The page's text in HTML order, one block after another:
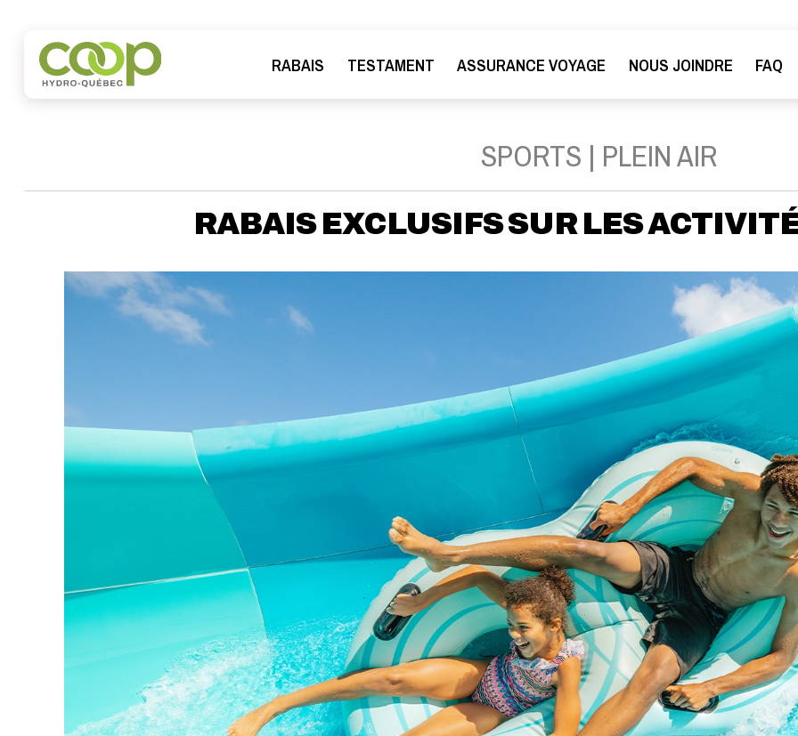
RABAIS TESTAMENT ASSURANCE VOYAGE NOUS JOINDRE FAQ
SPORTS | PLEIN AIR
RABAIS EXCLUSIFS SUR LES